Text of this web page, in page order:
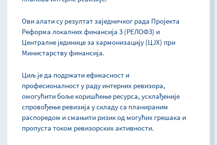
Ови алати су резултат заједничког рада Пројекта
Реформа локалних финансија 3 (РЕЛОФ3) и
Централне јединице за хармонизацију (ЦЈХ) при
Министарству финансија.
Циљ је да подржати ефикасност и
професионалност у раду интерних ревизора,
омогућити боље коришћење ресурса, усклађеније
спровођење ревизија у складу са планираним
распоредом и смањити ризик од могућих грешака и
пропуста током ревизорских активности.